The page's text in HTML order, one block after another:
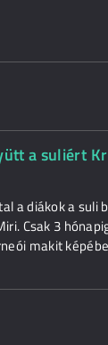
a suliért
a diákok a suli
Csak 3
makit